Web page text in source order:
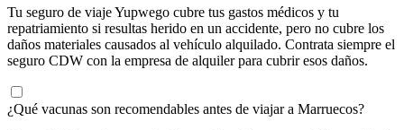
Tu seguro de viaje Yupwego cubre tus gastos médicos y tu
repatriamiento si resultas herido en un accidente, pero no cubre los
daños materiales causados al vehículo alquilado. Contrata siempre el
seguro CDW con la empresa de alquiler para cubrir esos daños.
¿Qué vacunas son recomendables antes de viajar a Marruecos?